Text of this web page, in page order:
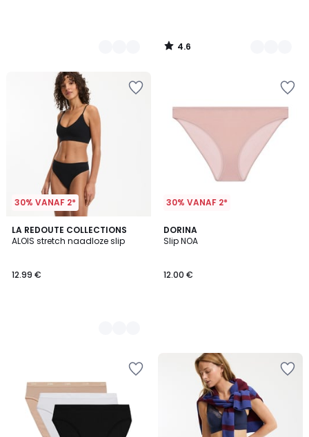
4.6
/
30% VANAF 2*
LA REDOUTE COLLECTIONS
ALOIS stretch naadloze slip
12.99 €
3
Kleuren
30% VANAF 2*
DORINA
Slip NOA
12.00 €